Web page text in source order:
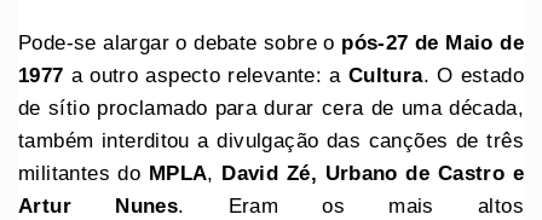
Pode-se alargar o debate sobre o pós-27 de Maio de
1977 a outro aspecto relevante: a Cultura. O estado
de sítio proclamado para durar cera de uma década,
também interditou a divulgação das canções de três
militantes do MPLA, David Zé, Urbano de Castro e
Artur Nunes. Eram os mais altos